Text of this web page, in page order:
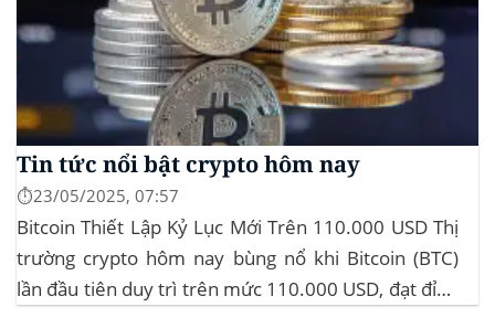
Tin tức nổi bật crypto hôm nay
⏱️23/05/2025, 07:57
Bitcoin Thiết Lập Kỷ Lục Mới Trên 110.000 USD Thị
trường crypto hôm nay bùng nổ khi Bitcoin (BTC)
lần đầu tiên duy trì trên mức 110.000 USD, đạt đỉnh